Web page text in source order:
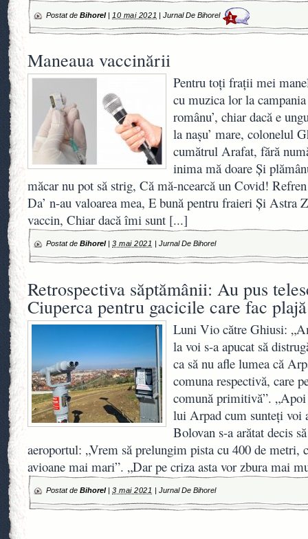
Postat de Bihorel| 10 mai 2021 |Jurnal De Bihorel 1
Maneaua vaccinării
Pentru toți frații mei
cu muzica lor la
românu’, chiar dacă e
la nașu’ mare, colonelul
cumătrul Arafat, fără
inima mă doare Și
măcar nu pot să strig, Că mă-ncearcă un Covid!
Da’ n-au valoarea mea, E bună pentru fraieri Și Astra
vaccin, Chiar dacă îmi sunt [...]
Postat de Bihorel| 3 mai 2021 | Jurnal De Bihorel
Retrospectiva săptămânii: Au pus
Ciuperca pentru gacicile care fac
Luni Vio către Ghiusi:
la voi s-a apucat să
ca să nu afle lumea că
comuna respectivă, care
comună primitivă”.
lui Arpad cum sunteți voi
Bolovan s-a arătat decis
aeroportul: „Vrem să prelungim pista cu 400 de metri,
avioane mai mari”. „Dar pe criza asta vor zbura mai
Postat de Bihorel| 3 mai 2021 | Jurnal De Bihorel